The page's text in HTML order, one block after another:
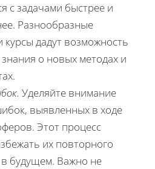
с задачами быстрее и
Разнообразные
курсы дадут возможность
о новых методах и
Уделяйте внимание
выявленных в ходе
Этот процесс
их повторного
будущем. Важно не